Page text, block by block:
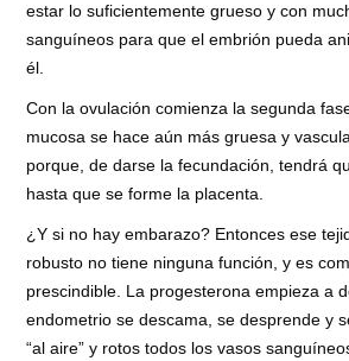
estar lo suficientemente grueso y con
sanguíneos para que el embrión pueda
él.
Con la ovulación comienza la segunda
mucosa se hace aún más gruesa y
porque, de darse la fecundación, tendrá
hasta que se forme la placenta.
¿Y si no hay embarazo? Entonces ese
robusto no tiene ninguna función, y es
prescindible. La progesterona empieza a
endometrio se descama, se desprende y
“al aire” y rotos todos los vasos